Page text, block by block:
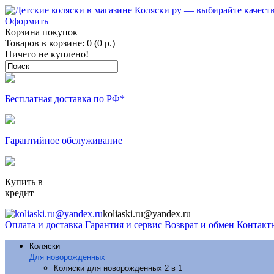
Оформить
Корзина покупок
Товаров в корзине: 0 (0 р.)
Ничего не куплено!
Бесплатная доставка по РФ*
Гарантийное обслуживание
Купить в
кредит
koliaski.ru@yandex.ru
Оплата и доставка Гарантия и сервис Возврат и обмен
Коляски
Для новорожденных
Коляски для новорожденных 2 в 1